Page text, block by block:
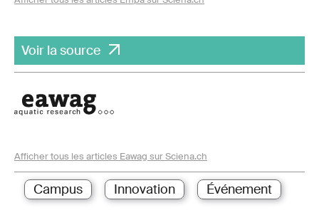
Voir la source
Afficher tous les articles Eawag sur Sciena.ch
Campus Innovation Événement